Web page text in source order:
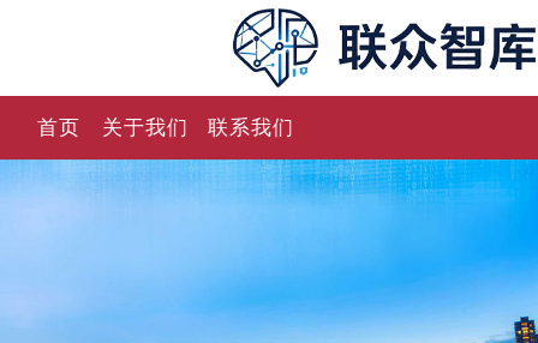
首页 关于我们 联系我们